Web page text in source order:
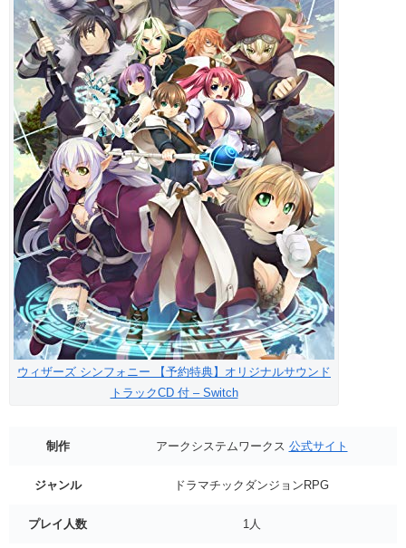
ウィザーズ シンフォニー 【予約特典】オリジナルサウンド
トラックCD 付 – Switch
制作 アークシステムワークス 公式サイト
ジャンル ドラマチックダンジョンRPG
プレイ人数 1人